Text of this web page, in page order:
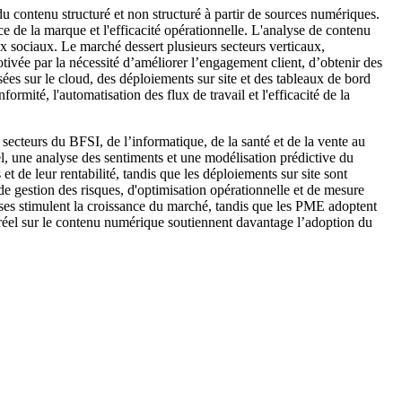
contenu structuré et non structuré à partir de sources numériques.
de la marque et l'efficacité opérationnelle. L'analyse de contenu
Le marché dessert plusieurs secteurs verticaux,
par la nécessité d’améliorer l’engagement client, d’obtenir des
sur le cloud, des déploiements sur site et des tableaux de bord
l'automatisation des flux de travail et l'efficacité de la
du BFSI, de l’informatique, de la santé et de la vente au
analyse des sentiments et une modélisation prédictive du
de leur rentabilité, tandis que les déploiements sur site sont
gestion des risques, d'optimisation opérationnelle et de mesure
stimulent la croissance du marché, tandis que les PME adoptent
sur le contenu numérique soutiennent davantage l’adoption du